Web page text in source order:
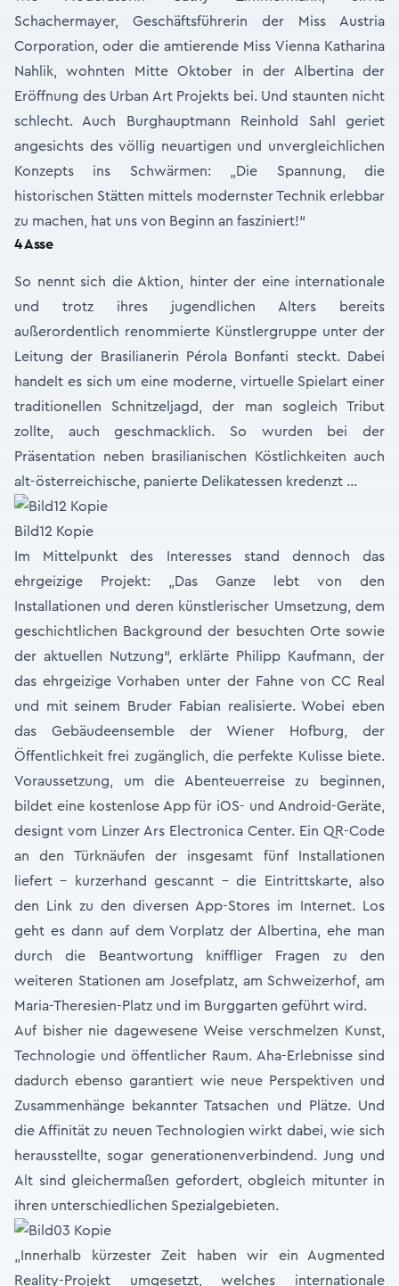
Schachermayer, Geschäftsführerin der Miss Austria
Corporation, oder die amtierende Miss Vienna Katharina
Nahlik, wohnten Mitte Oktober in der Albertina der
Eröffnung des Urban Art Projekts bei. Und staunten nicht
schlecht. Auch Burghauptmann Reinhold Sahl geriet
angesichts des völlig neuartigen und unvergleichlichen
Konzepts ins Schwärmen: „Die Spannung, die
historischen Stätten mittels modernster Technik erlebbar
zu machen, hat uns von Beginn an fasziniert!“
4 Asse
So nennt sich die Aktion, hinter der eine internationale
und trotz ihres jugendlichen Alters bereits
außerordentlich renommierte Künstlergruppe unter der
Leitung der Brasilianerin Pérola Bonfanti steckt. Dabei
handelt es sich um eine moderne, virtuelle Spielart einer
traditionellen Schnitzeljagd, der man sogleich Tribut
zollte, auch geschmacklich. So wurden bei der
Präsentation neben brasilianischen Köstlichkeiten auch
alt-österreichische, panierte Delikatessen kredenzt ...
Bild12 Kopie
Im Mittelpunkt des Interesses stand dennoch das
ehrgeizige Projekt: „Das Ganze lebt von den
Installationen und deren künstlerischer Umsetzung, dem
geschichtlichen Background der besuchten Orte sowie
der aktuellen Nutzung“, erklärte Philipp Kaufmann, der
das ehrgeizige Vorhaben unter der Fahne von CC Real
und mit seinem Bruder Fabian realisierte. Wobei eben
das Gebäudeensemble der Wiener Hofburg, der
Öffentlichkeit frei zugänglich, die perfekte Kulisse biete.
Voraussetzung, um die Abenteuerreise zu beginnen,
bildet eine kostenlose App für iOS- und Android-Geräte,
designt vom Linzer Ars Electronica Center. Ein QR-Code
an den Türknäufen der insgesamt fünf Installationen
liefert – kurzerhand gescannt – die Eintrittskarte, also
den Link zu den diversen App-Stores im Internet. Los
geht es dann auf dem Vorplatz der Albertina, ehe man
durch die Beantwortung kniffliger Fragen zu den
weiteren Stationen am Josefplatz, am Schweizerhof, am
Maria-Theresien-Platz und im Burggarten geführt wird.
Auf bisher nie dagewesene Weise verschmelzen Kunst,
Technologie und öffentlicher Raum. Aha-Erlebnisse sind
dadurch ebenso garantiert wie neue Perspektiven und
Zusammenhänge bekannter Tatsachen und Plätze. Und
die Affinität zu neuen Technologien wirkt dabei, wie sich
herausstellte, sogar generationenverbindend. Jung und
Alt sind gleichermaßen gefordert, obgleich mitunter in
ihren unterschiedlichen Spezialgebieten.
„Innerhalb kürzester Zeit haben wir ein Augmented
Reality-Projekt umgesetzt, welches internationale